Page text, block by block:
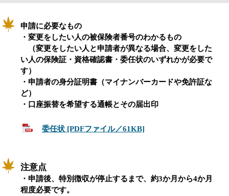
申請に必要なもの
・変更をしたい人の被保険者番号のわかるもの
（変更をしたい人と申請者が異なる場合、変更をした
い人の保険証・資格確認書・委任状のいずれかが必要で
す）
・申請者の身分証明書（マイナンバーカードや免許証な
ど）
・口座振替を希望する通帳とその届出印
委任状 [PDFファイル／61KB]
注意点
・申請後、特別徴収が停止するまで、約3か月から4か月
程度必要です。